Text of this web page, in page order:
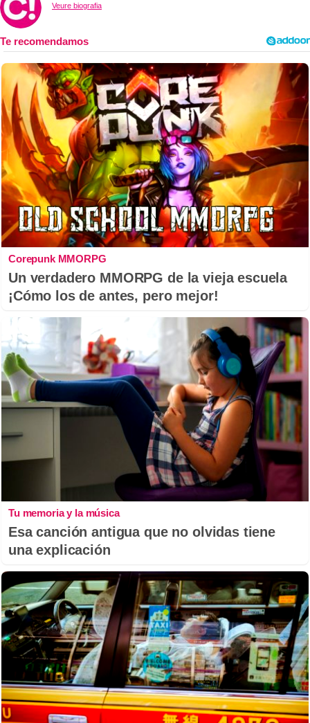
Veure biografia
Corepunk MMORPG
Un verdadero MMORPG de la vieja escuela
¡Cómo los de antes, pero mejor!
Tu memoria y la música
Esa canción antigua que no olvidas tiene
una explicación